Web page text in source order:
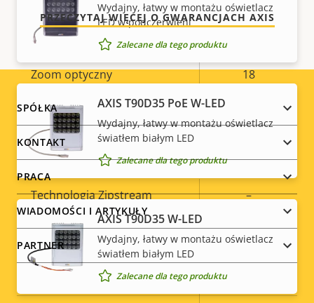
Trasa strażnika
limited
guard tour
Zoom optyczny 18
Zoom cyfrowy
Kompresja
Opis
nieruchomości
Wartość
nieruchomości
Technologia Zipstream –
H.264
Baseline,
Main
Wydajny, łatwy w montażu oświetlacz
LED w podczerwieni
Zalecane dla tego produktu
AXIS T90D35 PoE W-LED
Wydajny, łatwy w montażu oświetlacz
światłem białym LED
Zalecane dla tego produktu
AXIS T90D35 W-LED
Wydajny, łatwy w montażu oświetlacz
światłem białym LED
Zalecane dla tego produktu
PRZECZYTAJ WIĘCEJ O GWARANCJACH AXIS
Footer
menu
SPÓŁKA
KONTAKT
PRACA
WIADOMOŚCI I ARTYKUŁY
PARTNER